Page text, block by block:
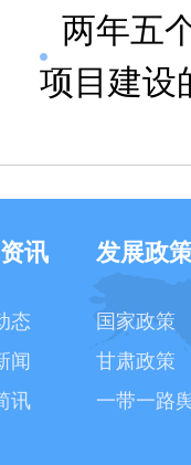
两年五
项目建设
讯
态
闻
讯
发展政
国家政策
甘肃政策
一带一路